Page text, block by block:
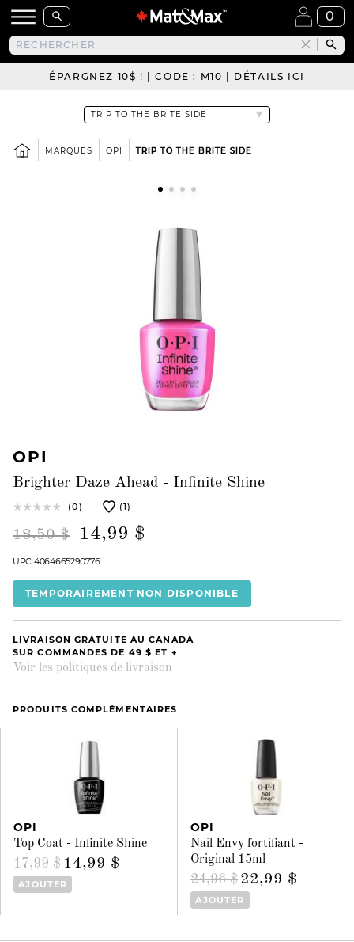
0
ÉPARGNEZ 10$ ! | CODE : M10 | DÉTAILS ICI
MARQUES OPI TRIP TO THE BRITE SIDE
OPI
Brighter Daze Ahead - Infinite Shine
(0) (1)
18,50 $ 14,99 $
UPC 4064665290776
TEMPORAIREMENT NON DISPONIBLE
LIVRAISON GRATUITE AU CANADA
SUR COMMANDES DE 49 $ ET +
Voir les politiques de livraison
PRODUITS COMPLÉMENTAIRES
OPI
Top Coat - Infinite Shine
17,99 $ 14,99 $
AJOUTER
OPI
Nail Envy fortifiant -
Original 15ml
24,96 $ 22,99 $
AJOUTER